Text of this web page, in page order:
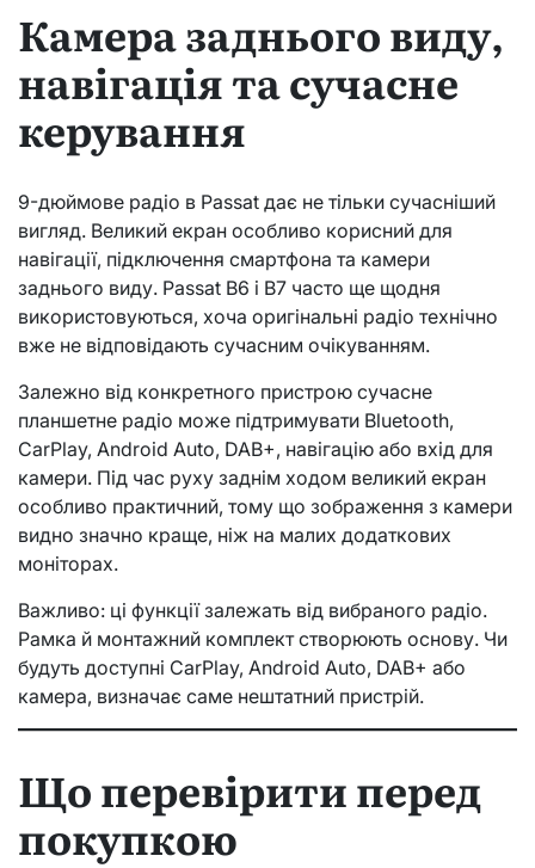
Камера заднього виду,
навігація та сучасне
керування
9-дюймове радіо в Passat дає не тільки сучасніший
вигляд. Великий екран особливо корисний для
навігації, підключення смартфона та камери
заднього виду. Passat B6 і B7 часто ще щодня
використовуються, хоча оригінальні радіо технічно
вже не відповідають сучасним очікуванням.
Залежно від конкретного пристрою сучасне
планшетне радіо може підтримувати Bluetooth,
CarPlay, Android Auto, DAB+, навігацію або вхід для
камери. Під час руху заднім ходом великий екран
особливо практичний, тому що зображення з камери
видно значно краще, ніж на малих додаткових
моніторах.
Важливо: ці функції залежать від вибраного радіо.
Рамка й монтажний комплект створюють основу. Чи
будуть доступні CarPlay, Android Auto, DAB+ або
камера, визначає саме нештатний пристрій.
Що перевірити перед
покупкою